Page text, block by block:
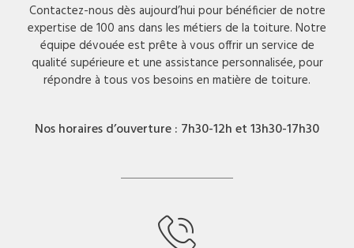
Contactez-nous dès aujourd’hui pour bénéficier de notre
expertise de 100 ans dans les métiers de la toiture. Notre
équipe dévouée est prête à vous offrir un service de
qualité supérieure et une assistance personnalisée, pour
répondre à tous vos besoins en matière de toiture.
Nos horaires d’ouverture : 7h30-12h et 13h30-17h30